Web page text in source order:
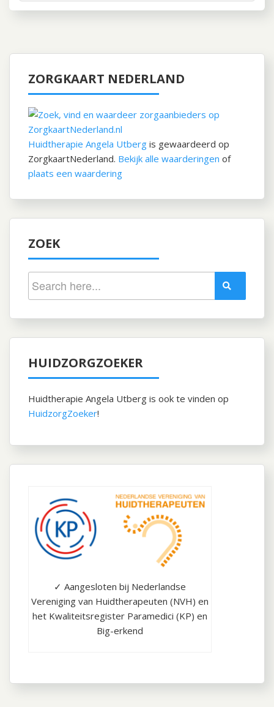
ZORGKAART NEDERLAND
Huidtherapie Angela Utberg is gewaardeerd op
ZorgkaartNederland. Bekijk alle waarderingen of
plaats een waardering
ZOEK
HUIDZORGZOEKER
Huidtherapie Angela Utberg is ook te vinden op
HuidzorgZoeker!
✓ Aangesloten bij Nederlandse
Vereniging van Huidtherapeuten (NVH) en
het Kwaliteitsregister Paramedici (KP) en
Big-erkend